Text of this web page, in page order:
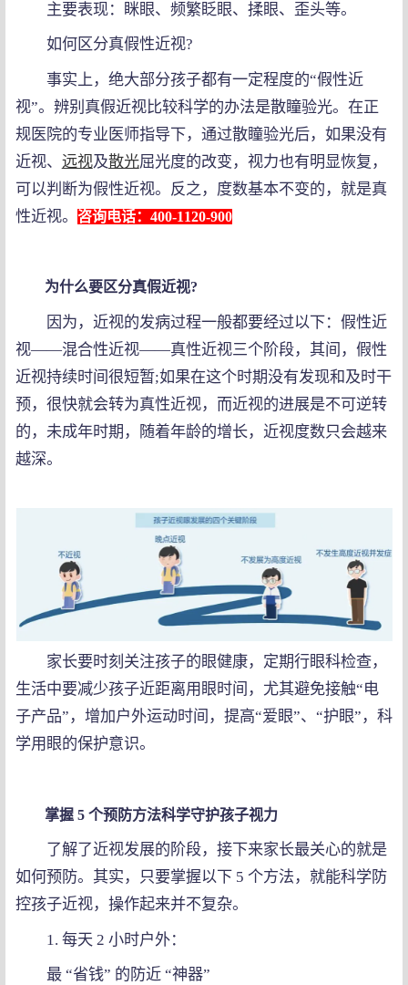
主要表现：眯眼、频繁眨眼、揉眼、歪头等。
如何区分真假性近视?
事实上，绝大部分孩子都有一定程度的“假性近
视”。辨别真假近视比较科学的办法是散瞳验光。在正
规医院的专业医师指导下，通过散瞳验光后，如果没有
近视、 远视及散光屈光度的改变，视力也有明显恢复，
可以判断为假性近视。反之，度数基本不变的，就是真
性近视。 咨询电话：400-1120-900
为什么要区分真假近视?
因为，近视的发病过程一般都要经过以下：假性近
视——混合性近视——真性近视三个阶段，其间，假性
近视持续时间很短暂;如果在这个时期没有发现和及时干
预，很快就会转为真性近视，而近视的进展是不可逆转
的，未成年时期，随着年龄的增长，近视度数只会越来
越深。
家长要时刻关注孩子的眼健康，定期行眼科检查，
生活中要减少孩子近距离用眼时间，尤其避免接触“电
子产品”，增加户外运动时间，提高“爱眼”、“护眼”，科
学用眼的保护意识。
掌握 5 个预防方法科学守护孩子视力
了解了近视发展的阶段，接下来家长最关心的就是
如何预防。其实，只要掌握以下 5 个方法，就能科学防
控孩子近视，操作起来并不复杂。
1. 每天 2 小时户外：
最 “省钱” 的防近 “神器”